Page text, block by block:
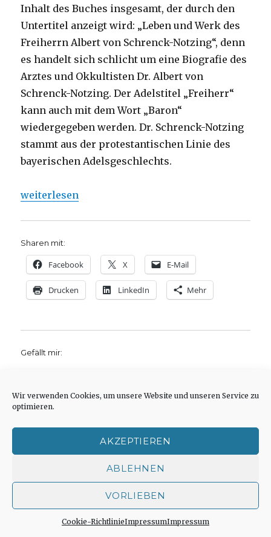
Wir verwenden Cookies, um unsere Website und unseren Service zu
optimieren.
AKZEPTIEREN
ABLEHNEN
VORLIEBEN
Cookie-RichtlinieImpressumImpressum
Inhalt des Buches insgesamt, der durch den
Untertitel anzeigt wird: „Leben und Werk des
Freiherrn Albert von Schrenck-Notzing“, denn
es handelt sich schlicht um eine Biografie des
Arztes und Okkultisten Dr. Albert von
Schrenck-Notzing. Der Adelstitel „Freiherr“
kann auch mit dem Wort „Baron“
wiedergegeben werden. Dr. Schrenck-Notzing
stammt aus der protestantischen Linie des
bayerischen Adelsgeschlechts.
„Der Wunsch, das Unfassbare zu verstehen,
weiterlesen
Sharen mit:
Facebook X E-Mail
Drucken LinkedIn Mehr
Gefällt mir:
am
Schlagwörter
Geschichte,Hypnose,Literatur
Metaphysik,Psychologie,Thomas Mann 2 Kommentarezu
INHALTSSUCHE